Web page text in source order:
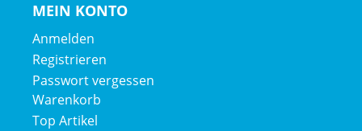
MEIN KONTO
Anmelden
Registrieren
Passwort vergessen
Warenkorb
Top Artikel